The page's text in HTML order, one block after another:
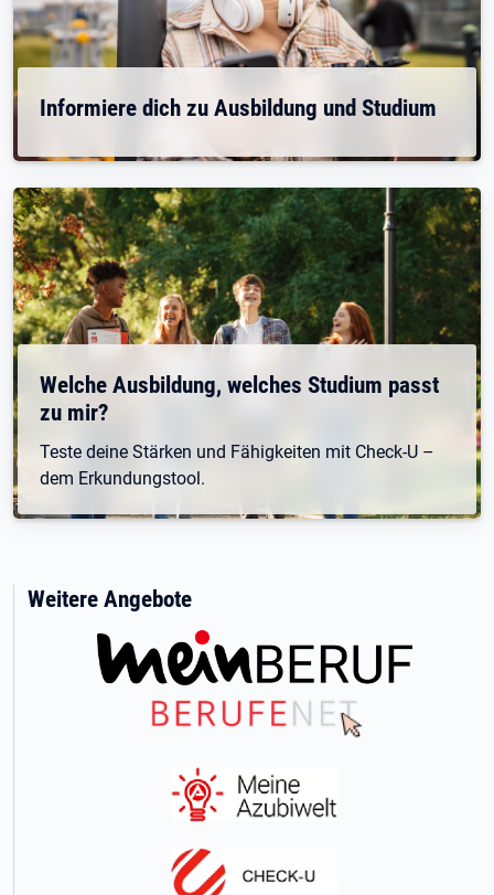
Informiere dich zu Ausbildung und Studium
Welche Ausbildung, welches Studium passt
zu mir?
Teste deine Stärken und Fähigkeiten mit Check-U –
dem Erkundungstool.
Weitere Angebote